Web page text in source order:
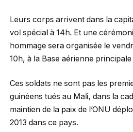
Leurs corps arrivent dans la
vol spécial à 14h. Et une
hommage sera organisée le
10h, à la Base aérienne
Ces soldats ne sont pas les
guinéens tués au Mali, dans la
maintien de la paix de l’ONU
2013 dans ce pays.